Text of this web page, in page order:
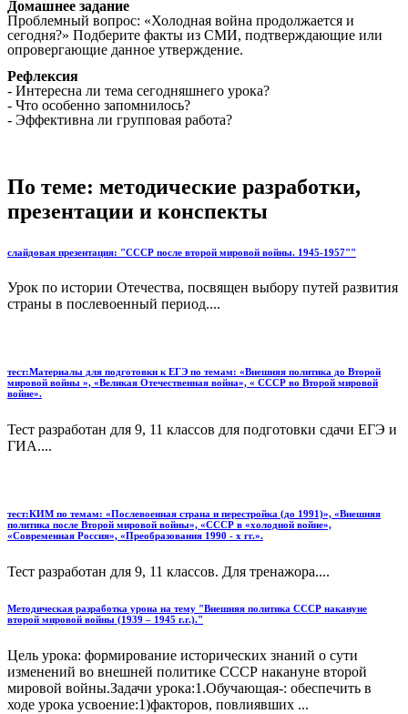
Домашнее задание
Проблемный вопрос: «Холодная война продолжается и
сегодня?» Подберите факты из СМИ, подтверждающие или
опровергающие данное утверждение.
Рефлексия
- Интересна ли тема сегодняшнего урока?
- Что особенно запомнилось?
- Эффективна ли групповая работа?
По теме: методические разработки,
презентации и конспекты
слайдовая презентация: "СССР после второй мировой войны. 1945-1957""
Урок по истории Отечества, посвящен выбору путей развития
страны в послевоенный период....
тест:Материалы для подготовки к ЕГЭ по темам: «Внешняя политика до Второй
мировой войны », «Великая Отечественная война», « СССР во Второй мировой
войне».
Тест разработан для 9, 11 классов для подготовки сдачи ЕГЭ и
ГИА....
тест:КИМ по темам: «Послевоенная страна и перестройка (до 1991)», «Внешняя
политика после Второй мировой войны», «ССCР в «холодной войне»,
«Современная Россия», «Преобразования 1990 - х гг.».
Тест разработан для 9, 11 классов. Для тренажора....
Методическая разработка урона на тему "Внешняя политика СССР накануне
второй мировой войны (1939 – 1945 г.г.)."
Цель урока: формирование исторических знаний о сути
изменений во внешней политике СССР накануне второй
мировой войны.Задачи урока:1.Обучающая-: обеспечить в
ходе урока усвоение:1)факторов, повлиявших ...